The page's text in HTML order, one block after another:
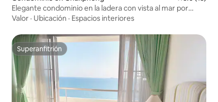
Elegante condominio en la ladera con vista al mar por
Sunshine
Valor · Ubicación · Espacios interiores
Superanfitrión
Superanfitrión